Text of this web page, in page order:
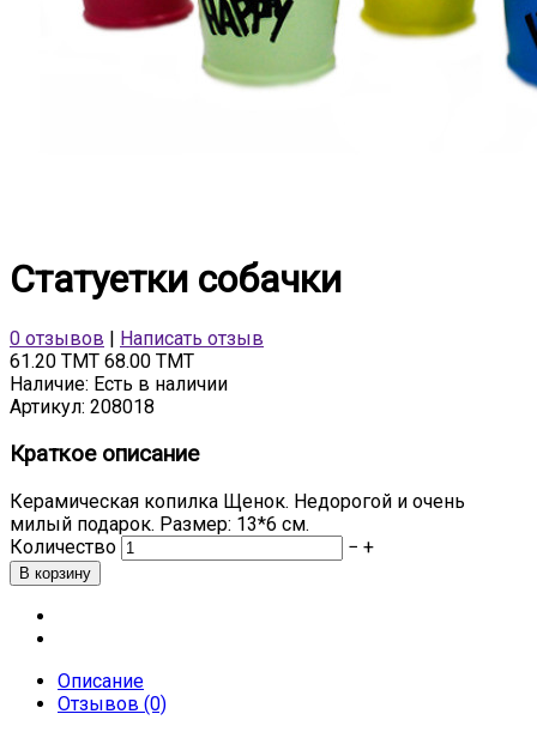
Статуетки собачки
0 отзывов
Написать отзыв
61.20 TMT 68.00 TMT
Наличие: Есть в наличии
Артикул: 208018
Краткое описание
Керамическая копилка Щенок. Недорогой и очень
милый подарок. Размер: 13*6 см.
Количество
− +
Описание
Отзывов (0)